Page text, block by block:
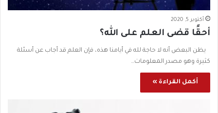
أكتوبر 5, 2020
أحقًا قضى العلم على الله؟
يظن البعض أنه لا حاجة لله في أيامنا هذه، فإن العلم قد أجاب عن أسئلة
كثيرة وهو مصدر المعلومات…
أكمل القراءة »